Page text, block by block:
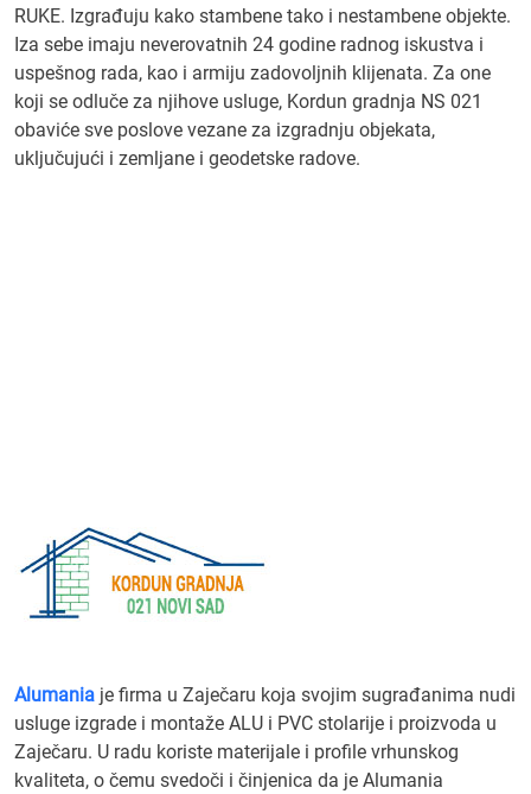
RUKE. Izgrađuju kako stambene tako i nestambene objekte.
Iza sebe imaju neverovatnih 24 godine radnog iskustva i
uspešnog rada, kao i armiju zadovoljnih klijenata. Za one
koji se odluče za njihove usluge, Kordun gradnja NS 021
obaviće sve poslove vezane za izgradnju objekata,
uključujući i zemljane i geodetske radove.
Alumania je firma u Zaječaru koja svojim sugrađanima nudi
usluge izgrade i montaže ALU i PVC stolarije i proizvoda u
Zaječaru. U radu koriste materijale i profile vrhunskog
kvaliteta, o čemu svedoči i činjenica da je Alumania